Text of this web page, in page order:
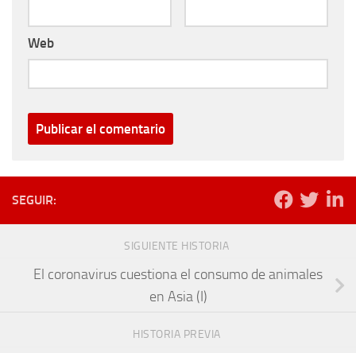
Web
SEGUIR:
SIGUIENTE HISTORIA
El coronavirus cuestiona el consumo de animales
en Asia (I)
HISTORIA PREVIA